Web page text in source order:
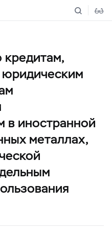
в иностранной
металлах,